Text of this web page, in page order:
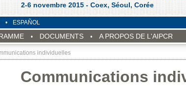
2-6 novembre 2015 - Coex, Séoul, Corée
ESPAÑOL
DOCUMENTS A PROPOS DE L'AIPCR
individuelles
Communications